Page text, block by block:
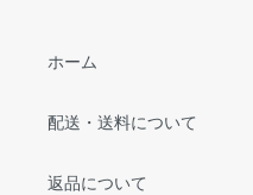
ホーム
配送・送料について
返品について